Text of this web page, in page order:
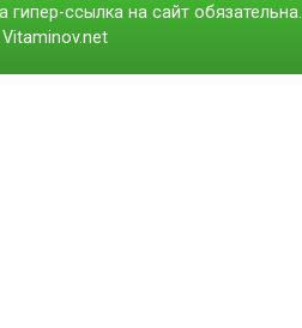
гипер-ссылка на сайт обязательна.